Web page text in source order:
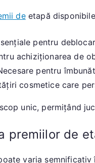
deetapă
pentru
achiziționarea de
pentru
cosmetice care
unic, permițând
premiilor de
varia